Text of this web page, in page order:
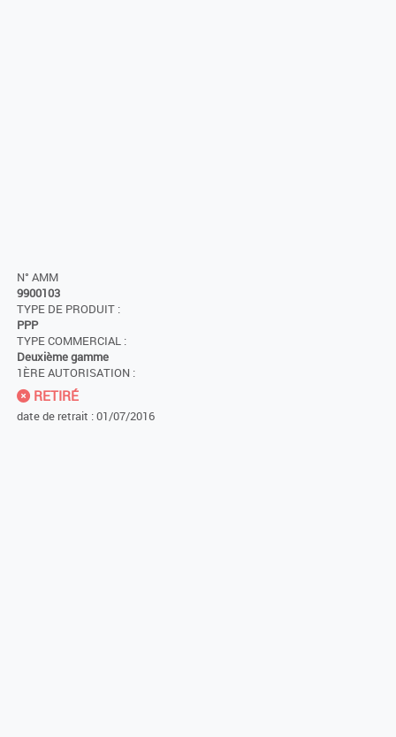
N° AMM
9900103
TYPE DE PRODUIT :
PPP
TYPE COMMERCIAL :
Deuxième gamme
1ÈRE AUTORISATION :
RETIRÉ
date de retrait : 01/07/2016